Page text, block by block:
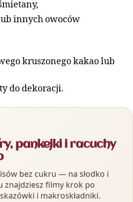
innych owoców
kruszonego kakao lub
do dekoracji.
pankejki i racuchy
bez cukru — na słodko i
znajdziesz filmy krok po
i makroskładniki.